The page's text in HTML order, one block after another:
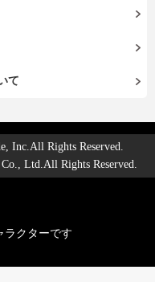
て
Inc.All Rights Reserved.
Ltd.All Rights Reserved.
ラクターです